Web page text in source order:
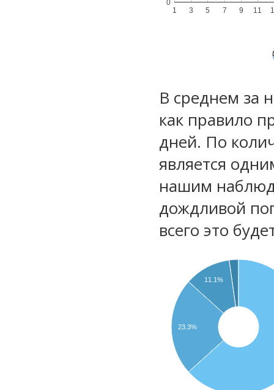
1 3 5 7 9 11
0
В среднем за
как правило
дней. По
является
нашим
дождливой
всего это
11.1%
23.3%